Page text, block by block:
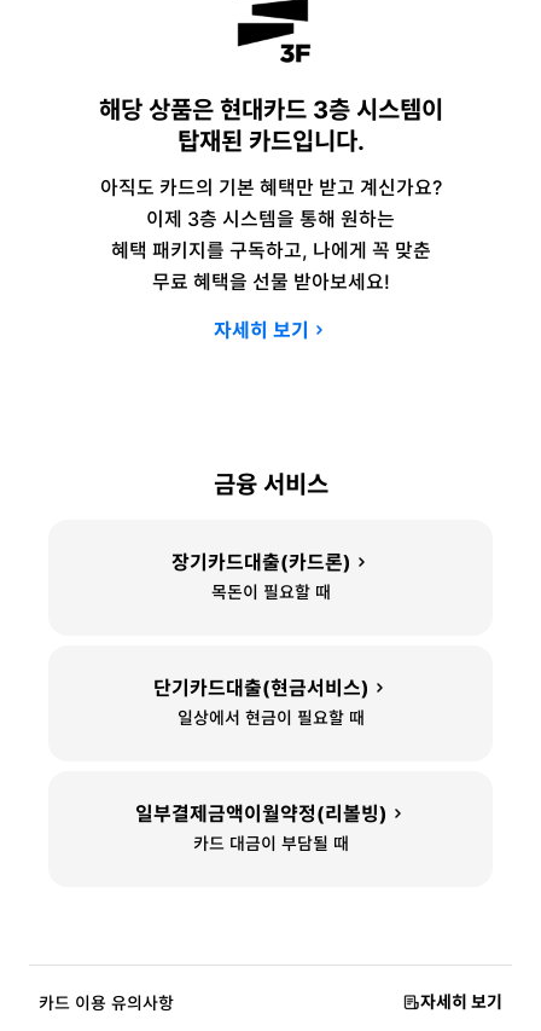
해당 상품은 현대카드 3층 시스템이
탑재된 카드입니다.
아직도 카드의 기본 혜택만 받고 계신가요?
이제 3층 시스템을 통해 원하는
혜택 패키지를 구독하고, 나에게 꼭 맞춘
무료 혜택을 선물 받아보세요!
자세히 보기
금융 서비스
장기카드대출(카드론)
목돈이 필요할 때
단기카드대출(현금서비스)
일상에서 현금이 필요할 때
일부결제금액이월약정(리볼빙)
카드 대금이 부담될 때
카드 이용 유의사항 자세히 보기